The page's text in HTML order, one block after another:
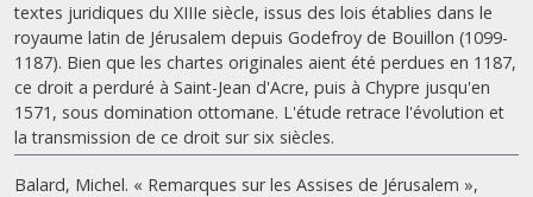
textes juridiques du XIIIe siècle, issus des lois établies dans le
royaume latin de Jérusalem depuis Godefroy de Bouillon (1099-
1187). Bien que les chartes originales aient été perdues en 1187,
ce droit a perduré à Saint-Jean d'Acre, puis à Chypre jusqu'en
1571, sous domination ottomane. L'étude retrace l'évolution et
la transmission de ce droit sur six siècles.
Balard, Michel. « Remarques sur les Assises de Jérusalem »,